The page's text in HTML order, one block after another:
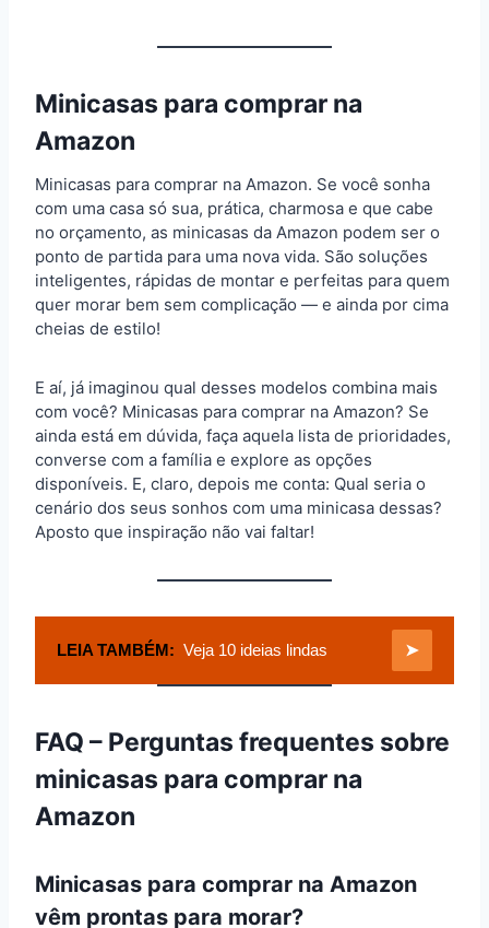
Minicasas para comprar na
Amazon
Minicasas para comprar na Amazon. Se você sonha
com uma casa só sua, prática, charmosa e que cabe
no orçamento, as minicasas da Amazon podem ser o
ponto de partida para uma nova vida. São soluções
inteligentes, rápidas de montar e perfeitas para quem
quer morar bem sem complicação — e ainda por cima
cheias de estilo!
E aí, já imaginou qual desses modelos combina mais
com você? Minicasas para comprar na Amazon? Se
ainda está em dúvida, faça aquela lista de prioridades,
converse com a família e explore as opções
disponíveis. E, claro, depois me conta: Qual seria o
cenário dos seus sonhos com uma minicasa dessas?
Aposto que inspiração não vai faltar!
LEIA TAMBÉM: Veja 10 ideias lindas ➤
FAQ – Perguntas frequentes sobre
minicasas para comprar na
Amazon
Minicasas para comprar na Amazon
vêm prontas para morar?